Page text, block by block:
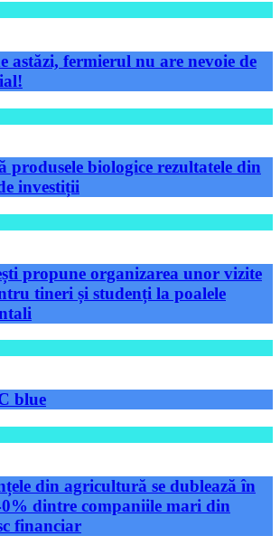
astăzi, fermierul nu are nevoie de
produsele biologice rezultatele din
investiții
propune organizarea unor vizite
tineri și studenți la poalele
blue
din agricultură se dublează în
dintre companiile mari din
financiar